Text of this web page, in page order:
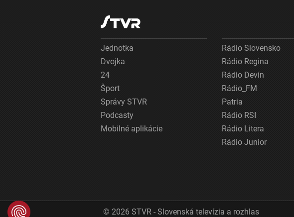
Jednotka
Dvojka
24
Šport
Správy STVR
Podcasty
Mobilné aplikácie
Rádio Slovensko
Rádio Regina
Rádio Devín
Rádio_FM
Patria
Rádio RSI
Rádio Litera
Rádio Junior
© 2026 STVR - Slovenská televízia a rozhlas